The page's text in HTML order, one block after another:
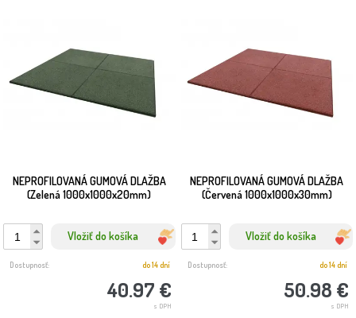
NEPROFILOVANÁ GUMOVÁ DLAŽBA
(Zelená 1000x1000x20mm)
Vložiť do košíka
40.97 €
s DPH
Dostupnosť: do 14 dní
NEPROFILOVANÁ GUMOVÁ DLAŽBA
(Červená 1000x1000x30mm)
Vložiť do košíka
50.98 €
s DPH
Dostupnosť: do 14 dní